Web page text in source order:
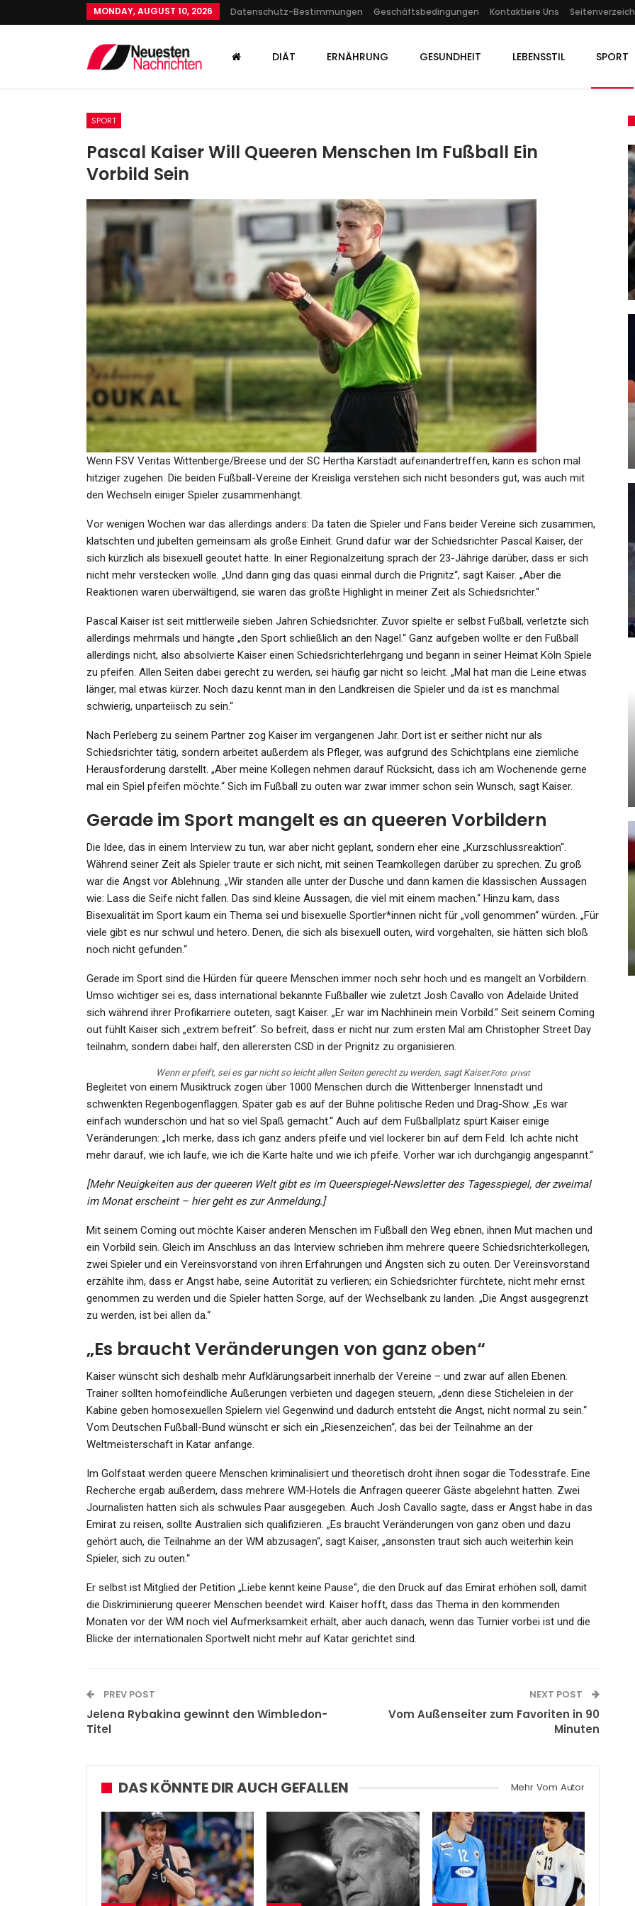
MONDAY, AUGUST 10, 2026 Datenschutz-Bestimmungen Geschäftsbedingungen Kontaktiere Uns
DIÄT ERNÄHRUNG GESUNDHEIT LEBENSSTIL SPORT
SPORT
Pascal Kaiser Will Queeren Menschen Im Fußball Ein
Vorbild Sein
Wenn FSV Veritas Wittenberge/Breese und der SC Hertha Karstädt aufeinandertreffen, kann es schon mal
hitziger zugehen. Die beiden Fußball-Vereine der Kreisliga verstehen sich nicht besonders gut, was auch mit
den Wechseln einiger Spieler zusammenhängt.
Vor wenigen Wochen war das allerdings anders: Da taten die Spieler und Fans beider Vereine sich zusammen,
klatschten und jubelten gemeinsam als große Einheit. Grund dafür war der Schiedsrichter Pascal Kaiser, der
sich kürzlich als bisexuell geoutet hatte. In einer Regionalzeitung sprach der 23-Jährige darüber, dass er sich
nicht mehr verstecken wolle. „Und dann ging das quasi einmal durch die Prignitz“, sagt Kaiser. „Aber die
Reaktionen waren überwältigend, sie waren das größte Highlight in meiner Zeit als Schiedsrichter.“
Pascal Kaiser ist seit mittlerweile sieben Jahren Schiedsrichter. Zuvor spielte er selbst Fußball, verletzte sich
allerdings mehrmals und hängte „den Sport schließlich an den Nagel.“ Ganz aufgeben wollte er den Fußball
allerdings nicht, also absolvierte Kaiser einen Schiedsrichterlehrgang und begann in seiner Heimat Köln Spiele
zu pfeifen. Allen Seiten dabei gerecht zu werden, sei häufig gar nicht so leicht. „Mal hat man die Leine etwas
länger, mal etwas kürzer. Noch dazu kennt man in den Landkreisen die Spieler und da ist es manchmal
schwierig, unparteiisch zu sein.“
Nach Perleberg zu seinem Partner zog Kaiser im vergangenen Jahr. Dort ist er seither nicht nur als
Schiedsrichter tätig, sondern arbeitet außerdem als Pfleger, was aufgrund des Schichtplans eine ziemliche
Herausforderung darstellt. „Aber meine Kollegen nehmen darauf Rücksicht, dass ich am Wochenende gerne
mal ein Spiel pfeifen möchte.“ Sich im Fußball zu outen war zwar immer schon sein Wunsch, sagt Kaiser.
Gerade im Sport mangelt es an queeren Vorbildern
Die Idee, das in einem Interview zu tun, war aber nicht geplant, sondern eher eine „Kurzschlussreaktion“.
Während seiner Zeit als Spieler traute er sich nicht, mit seinen Teamkollegen darüber zu sprechen. Zu groß
war die Angst vor Ablehnung. „Wir standen alle unter der Dusche und dann kamen die klassischen Aussagen
wie: Lass die Seife nicht fallen. Das sind kleine Aussagen, die viel mit einem machen.“ Hinzu kam, dass
Bisexualität im Sport kaum ein Thema sei und bisexuelle Sportler*innen nicht für „voll genommen“ würden. „Für
viele gibt es nur schwul und hetero. Denen, die sich als bisexuell outen, wird vorgehalten, sie hätten sich bloß
noch nicht gefunden.“
Gerade im Sport sind die Hürden für queere Menschen immer noch sehr hoch und es mangelt an Vorbildern.
Umso wichtiger sei es, dass international bekannte Fußballer wie zuletzt Josh Cavallo von Adelaide United
sich während ihrer Profikarriere outeten, sagt Kaiser. „Er war im Nachhinein mein Vorbild.“ Seit seinem Coming
out fühlt Kaiser sich „extrem befreit“. So befreit, dass er nicht nur zum ersten Mal am Christopher Street Day
teilnahm, sondern dabei half, den allerersten CSD in der Prignitz zu organisieren.
Wenn er pfeift, sei es gar nicht so leicht allen Seiten gerecht zu werden, sagt Kaiser.Foto: privat
Begleitet von einem Musiktruck zogen über 1000 Menschen durch die Wittenberger Innenstadt und
schwenkten Regenbogenflaggen. Später gab es auf der Bühne politische Reden und Drag-Show. „Es war
einfach wunderschön und hat so viel Spaß gemacht.“ Auch auf dem Fußballplatz spürt Kaiser einige
Veränderungen: „Ich merke, dass ich ganz anders pfeife und viel lockerer bin auf dem Feld. Ich achte nicht
mehr darauf, wie ich laufe, wie ich die Karte halte und wie ich pfeife. Vorher war ich durchgängig angespannt.“
[Mehr Neuigkeiten aus der queeren Welt gibt es im Queerspiegel-Newsletter des Tagesspiegel, der zweimal
im Monat erscheint – hier geht es zur Anmeldung.]
Mit seinem Coming out möchte Kaiser anderen Menschen im Fußball den Weg ebnen, ihnen Mut machen und
ein Vorbild sein. Gleich im Anschluss an das Interview schrieben ihm mehrere queere Schiedsrichterkollegen,
zwei Spieler und ein Vereinsvorstand von ihren Erfahrungen und Ängsten sich zu outen. Der Vereinsvorstand
erzählte ihm, dass er Angst habe, seine Autorität zu verlieren; ein Schiedsrichter fürchtete, nicht mehr ernst
genommen zu werden und die Spieler hatten Sorge, auf der Wechselbank zu landen. „Die Angst ausgegrenzt
zu werden, ist bei allen da.“
„Es braucht Veränderungen von ganz oben“
Kaiser wünscht sich deshalb mehr Aufklärungsarbeit innerhalb der Vereine – und zwar auf allen Ebenen.
Trainer sollten homofeindliche Äußerungen verbieten und dagegen steuern, „denn diese Sticheleien in der
Kabine geben homosexuellen Spielern viel Gegenwind und dadurch entsteht die Angst, nicht normal zu sein.“
Vom Deutschen Fußball-Bund wünscht er sich ein „Riesenzeichen“, das bei der Teilnahme an der
Weltmeisterschaft in Katar anfange.
Im Golfstaat werden queere Menschen kriminalisiert und theoretisch droht ihnen sogar die Todesstrafe. Eine
Recherche ergab außerdem, dass mehrere WM-Hotels die Anfragen queerer Gäste abgelehnt hatten. Zwei
Journalisten hatten sich als schwules Paar ausgegeben. Auch Josh Cavallo sagte, dass er Angst habe in das
Emirat zu reisen, sollte Australien sich qualifizieren. „Es braucht Veränderungen von ganz oben und dazu
gehört auch, die Teilnahme an der WM abzusagen“, sagt Kaiser, „ansonsten traut sich auch weiterhin kein
Spieler, sich zu outen.“
Er selbst ist Mitglied der Petition „Liebe kennt keine Pause“, die den Druck auf das Emirat erhöhen soll, damit
die Diskriminierung queerer Menschen beendet wird. Kaiser hofft, dass das Thema in den kommenden
Monaten vor der WM noch viel Aufmerksamkeit erhält, aber auch danach, wenn das Turnier vorbei ist und die
Blicke der internationalen Sportwelt nicht mehr auf Katar gerichtet sind.
PREV POST
Jelena Rybakina gewinnt den Wimbledon-
Titel
NEXT POST
Vom Außenseiter zum Favoriten in 90
Minuten
DAS KÖNNTE DIR AUCH GEFALLEN Mehr Vom Autor
KULTUR
Absolute Resolve, Desert Storm,
Operation Neptune: Was Die…
Admin Jan 11, 2026
KULTUR
Musiker Nile Rodgers:
„Einstellung, Religion Oder
Herkunft…
Admin Jul 24, 2023
SPORT
„Bisschen Sonnen, Bisschen
Betrinken“: Energie Cottbus…
Admin May 26, 2024
SPORT
Jens Lehmann Soll Dennis Aogo
Als…
Admin May 5, 2021
KULTUR
Cocktails Zum Frühstück, Tod
Am Abend
GESUNDHEIT
Wetter-Prognose Aktualisiert:
Meteorologen Prophezeien…
Admin Nov 8, 2025
KULTUR
Jazz-Legende Sonny Rollins:
Der „Saxofon-Koloss“ Ist Tot
Admin May 26, 2026
SPORT
Nach Olympia Ist Vor Den
Paralympics
Admin Feb 24, 2022
KULTUR
Schöneberg: „Auf Chamissos
Spuren“…
Admin Jun 14, 2025
KULTUR
Filmfestival Venedig 2024:
Hohes Staraufgebot – Und
Andres…